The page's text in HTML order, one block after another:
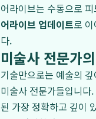
어라이브는 수동으로
어라이브 업데이트로
다.
미술사 전문가
기술만으로는 예술의
미술사 전문가들입니다
된 가장 정확하고 깊이